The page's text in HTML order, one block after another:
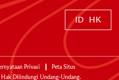
ID HK
Privasi
Peta Situs
Hak Dilindungi Undang-Undang.